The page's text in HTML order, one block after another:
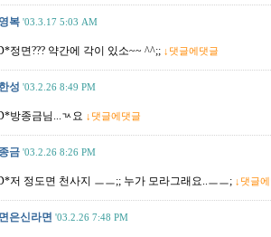
복 '03.3.17 5:03 AM
정면??? 약간에 각이 있소~~ ^^;; ↓댓글에댓글
성 '03.2.26 8:49 PM
방종금님...ㄳ요 ↓댓글에댓글
금 '03.2.26 8:26 PM
저 정도면 천사지 ㅡㅡ;; 누가 모라그래요..ㅡㅡ; ↓댓글
은신라면 '03.2.26 7:48 PM